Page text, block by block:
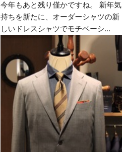
今年もあと残り僅かですね。 新年気
持ちを新たに、オーダーシャツの新
しいドレスシャツでモチベーシ...